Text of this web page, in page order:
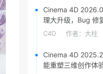
Cinema 4D
理大升级，Bug 修
C4D 作者： 大柱
Cinema 4D
能重塑三维创作体